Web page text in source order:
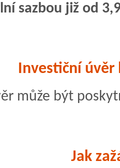
sazbou již od
Investiční úvěr
může být
Jak